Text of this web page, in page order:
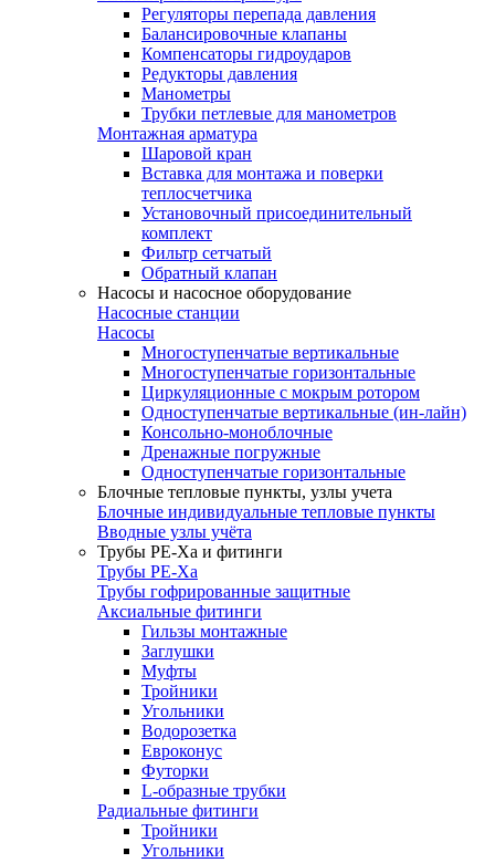
Регуляторы перепада давления
Балансировочные клапаны
Компенсаторы гидроударов
Редукторы давления
Манометры
Трубки петлевые для манометров
Монтажная арматура
Шаровой кран
Вставка для монтажа и поверки
теплосчетчика
Установочный присоединительный
комплект
Фильтр сетчатый
Обратный клапан
Насосы и насосное оборудование
Насосные станции
Насосы
Многоступенчатые вертикальные
Многоступенчатые горизонтальные
Циркуляционные с мокрым ротором
Одноступенчатые вертикальные (ин-лайн)
Консольно-моноблочные
Дренажные погружные
Одноступенчатые горизонтальные
Блочные тепловые пункты, узлы учета
Блочные индивидуальные тепловые пункты
Вводные узлы учёта
Трубы РЕ-Ха и фитинги
Трубы РЕ-Ха
Трубы гофрированные защитные
Аксиальные фитинги
Гильзы монтажные
Заглушки
Муфты
Тройники
Угольники
Водорозетка
Евроконус
Футорки
L-образные трубки
Радиальные фитинги
Тройники
Угольники